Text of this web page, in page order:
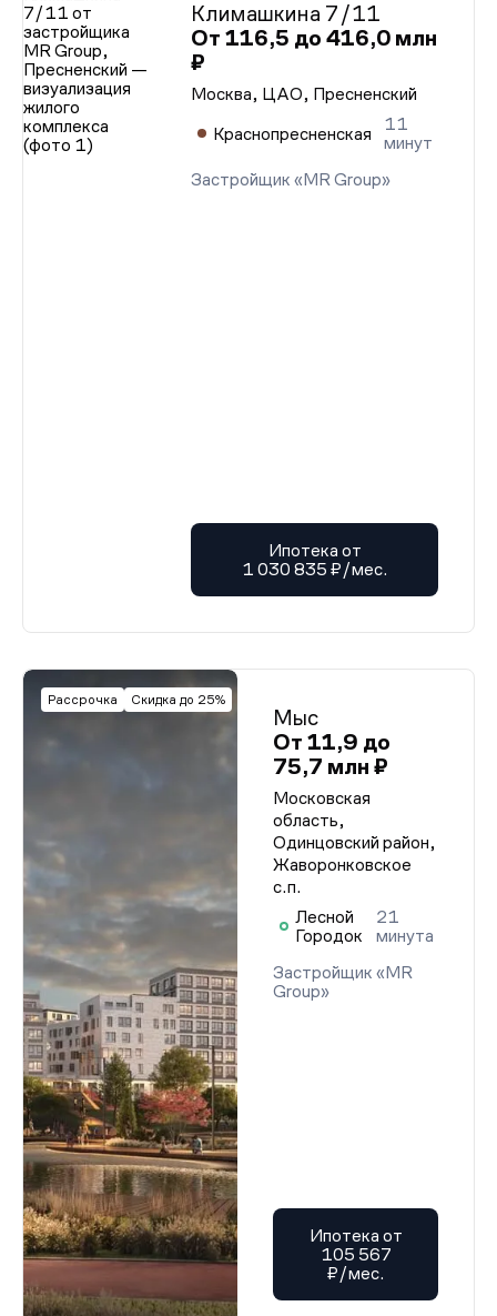
Климашкина 7/11
От 116,5 до 416,0 млн
₽
Москва, ЦАО, Пресненский
Краснопресненская
11
минут
Застройщик «MR Group»
Ипотека от
1 030 835 ₽/мес.
Рассрочка Скидка до 25%
Мыс
От 11,9 до
75,7 млн ₽
Московская
область,
Одинцовский район,
Жаворонковское
с.п.
Лесной
Городок
21
минута
Застройщик «MR
Group»
Ипотека от
105 567
₽/мес.